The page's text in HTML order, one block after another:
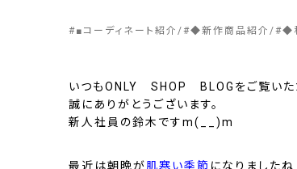
#■コーディネート紹介 #◆新作商品紹介 #◆
いつもONLY SHOP BLOGをご覧いた
誠にありがとうございます。
新人社員の鈴木ですm(__)m
最近は朝晩が肌寒い季節 になりましたね